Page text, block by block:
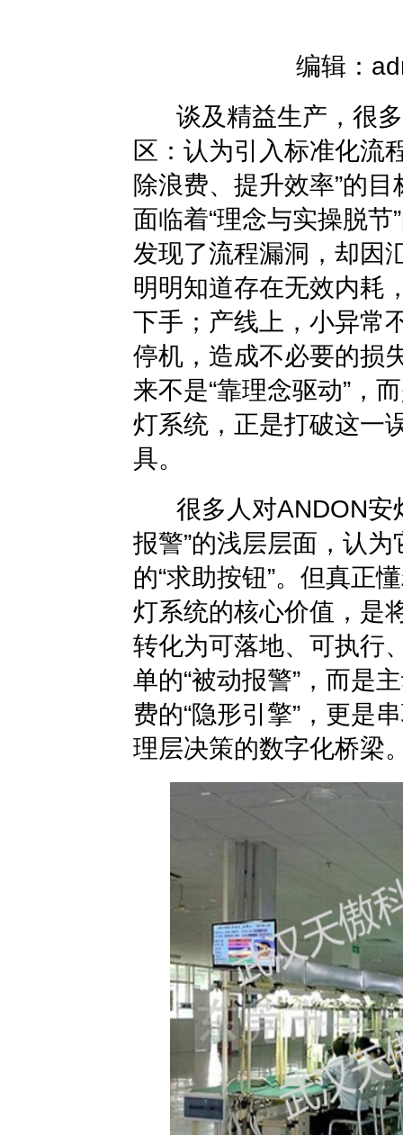
编辑：
谈及精益生产，很多
区：认为引入标准化流
除浪费、提升效率”的
面临着“理念与实操脱
发现了流程漏洞，却因
明明知道存在无效内耗
下手；产线上，小异常
停机，造成不必要的损
来不是“靠理念驱动”，
灯系统，正是打破这一
具。
很多人对ANDON安
报警”的浅层层面，认
的“求助按钮”。但真正
灯系统的核心价值，是
转化为可落地、可执行
单的“被动报警”，而是
费的“隐形引擎”，更是
理层决策的数字化桥梁